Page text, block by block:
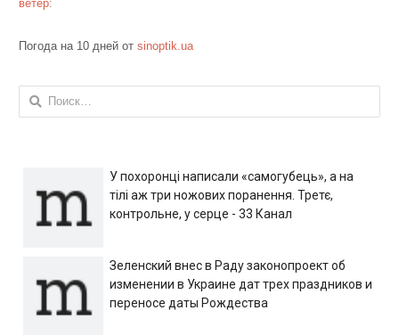
ветер:
Погода на 10 дней от sinoptik.ua
Найти:
У похоронці написали «самогубець», а на
тілі аж три ножових поранення. Третє,
контрольне, у серце - 33 Канал
Зеленский внес в Раду законопроект об
изменении в Украине дат трех праздников и
переносе даты Рождества